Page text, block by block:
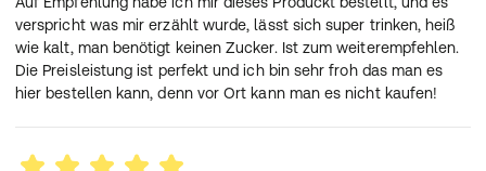
verspricht was mir erzählt wurde, lässt sich super trinken, heiß
wie kalt, man benötigt keinen Zucker. Ist zum weiterempfehlen.
Die Preisleistung ist perfekt und ich bin sehr froh das man es
hier bestellen kann, denn vor Ort kann man es nicht kaufen!